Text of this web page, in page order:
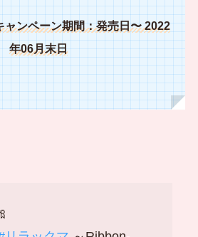
ャンペーン期間：発売日〜 2022
年06月末日